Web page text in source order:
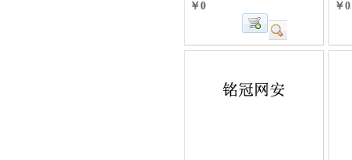
￥0 ￥0